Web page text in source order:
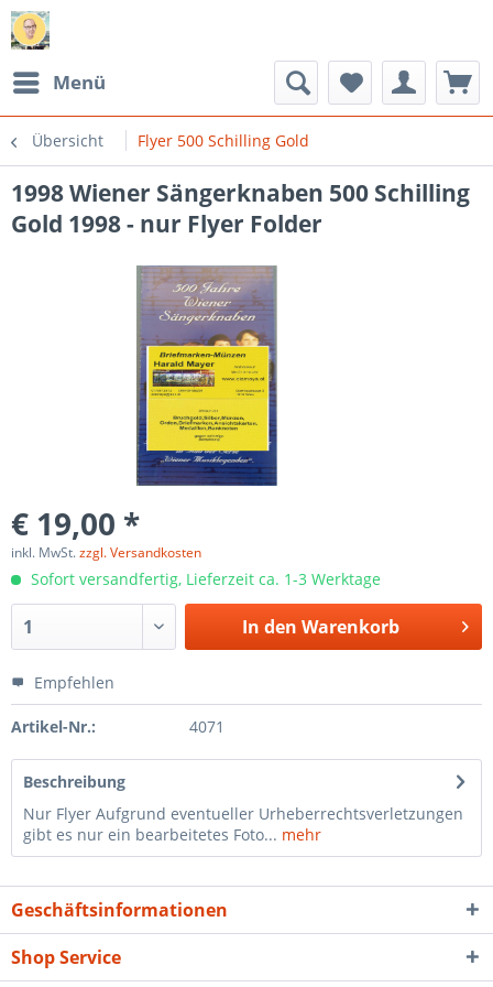
Menü
Übersicht Flyer 500 Schilling Gold
1998 Wiener Sängerknaben 500 Schilling
Gold 1998 - nur Flyer Folder
€ 19,00 *
inkl. MwSt.zzgl. Versandkosten
Sofort versandfertig, Lieferzeit ca. 1-3 Werktage
In den Warenkorb
Empfehlen
Artikel-Nr.: 4071
Beschreibung
Nur Flyer Aufgrund eventueller Urheberrechtsverletzungen
gibt es nur ein bearbeitetes Foto... mehr
Geschäftsinformationen
Shop Service